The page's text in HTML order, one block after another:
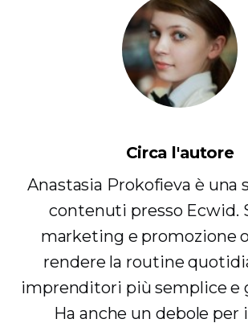
Circa l'autore
Anastasia Prokofieva è una
contenuti presso Ecwid.
marketing e promozione
rendere la routine
imprenditori più semplice e
Ha anche un debole per